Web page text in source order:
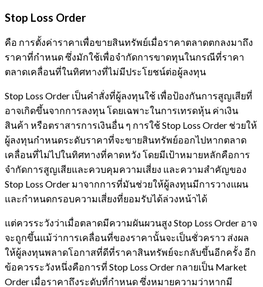
Stop Loss Order
คือ การตั้งค่าราคาเพื่อขายสินทรัพย์เมื่อราคาตลาดตกลงมาถึง
ราคาที่กำหนด ซึ่งมักใช้เพื่อจำกัดการขาดทุนในกรณีที่ราคา
ตลาดเคลื่อนที่ในทิศทางที่ไม่มีประโยชน์ต่อผู้ลงทุน
Stop Loss Order เป็นคำสั่งที่ผู้ลงทุนใช้ เพื่อป้องกันการสูญเสียที่
อาจเกิดขึ้นจากการลงทุน โดยเฉพาะในการเทรดหุ้น ค่าเงิน
สินค้า หรือตราสารการเงินอื่น ๆ การใช้ Stop Loss Order ช่วยให้
ผู้ลงทุนกำหนดระดับราคาที่จะขายสินทรัพย์ออกไปหากตลาด
เคลื่อนที่ไม่ไปในทิศทางที่คาดหวัง โดยมีเป้าหมายหลักคือการ
จำกัดการสูญเสียและควบคุมความเสี่ยง และความสำคัญของ
Stop Loss Order มาจากการที่มันช่วยให้ผู้ลงทุนมีการวางแผน
และกำหนดกรอบความเสี่ยงที่ยอมรับได้ล่วงหน้าได้
แต่ควรระวังว่าเมื่อตลาดมีความผันผวนสูง Stop Loss Order อาจ
จะถูกขึ้นแม้ว่าการเคลื่อนที่ของราคานั้นจะเป็นชั่วคราว ส่งผล
ให้ผู้ลงทุนพลาดโอกาสที่ดีที่ราคาสินทรัพย์จะกลับขึ้นอีกครั้ง อีก
ข้อควรระวังหนึ่งคือการที่ Stop Loss Order กลายเป็น Market
Order เมื่อราคาถึงระดับที่กำหนด ซึ่งหมายความว่าหากมี